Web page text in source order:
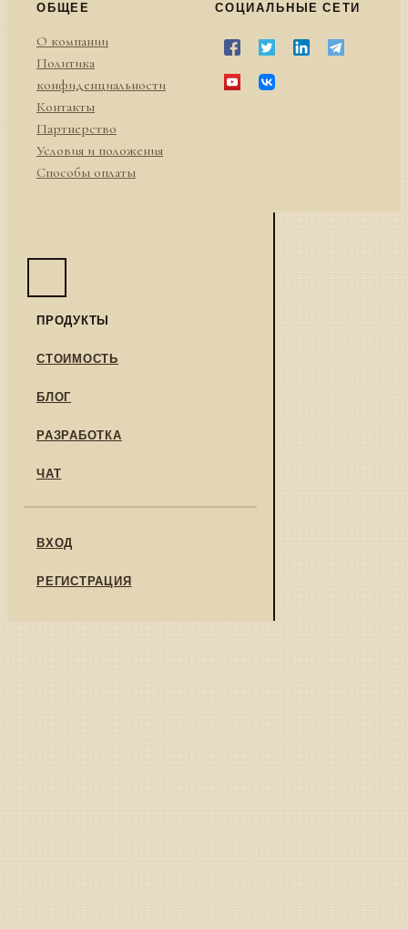
ОБЩЕЕ
О компании
Политика
конфиденциальности
Контакты
Партнерство
Условия и положения
Способы оплаты
СОЦИАЛЬНЫЕ СЕТИ
ПРОДУКТЫ
СТОИМОСТЬ
БЛОГ
РАЗРАБОТКА
ЧАТ
ВХОД
РЕГИСТРАЦИЯ